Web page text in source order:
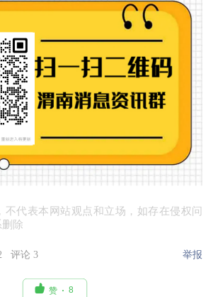
不代表本网站观点和立场，如存在侵权问
除
评论 3 举报
 赞 8